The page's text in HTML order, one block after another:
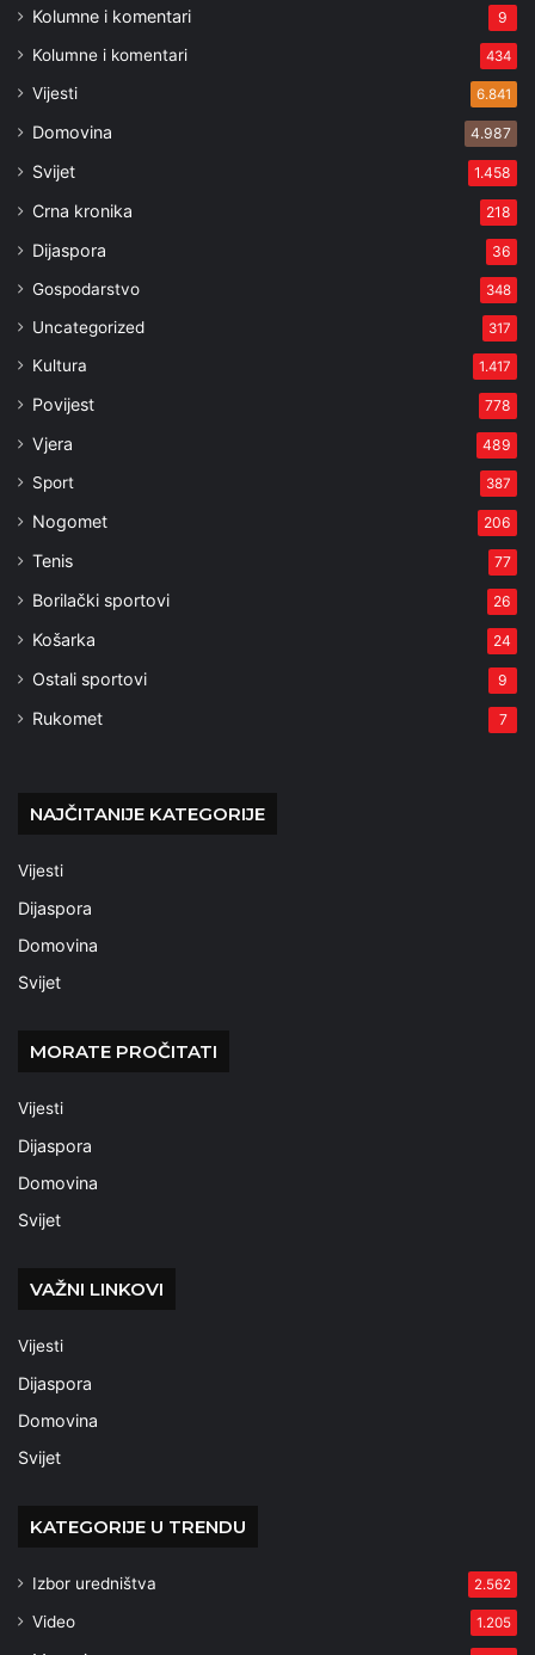
Kolumne i komentari 9
Kolumne i komentari 434
Vijesti 6.841
Domovina 4.987
Svijet 1.458
Crna kronika 218
Dijaspora 36
Gospodarstvo 348
Uncategorized 317
Kultura 1.417
Povijest 778
Vjera 489
Sport 387
Nogomet 206
Tenis 77
Borilački sportovi 26
Košarka 24
Ostali sportovi 9
Rukomet 7
NAJČITANIJE KATEGORIJE
Vijesti
Dijaspora
Domovina
Svijet
MORATE PROČITATI
Vijesti
Dijaspora
Domovina
Svijet
VAŽNI LINKOVI
Vijesti
Dijaspora
Domovina
Svijet
KATEGORIJE U TRENDU
Izbor uredništva 2.562
Video 1.205